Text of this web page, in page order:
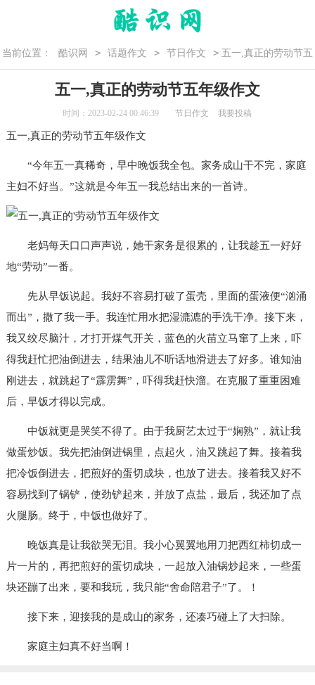
当前位置： 酷识网 > 话题作文 > 节日作文 > 五一,真正的劳动节五
五一,真正的劳动节五年级作文
时间：2023-02-24 00:46:39 节日作文 我要投稿
五一,真正的劳动节五年级作文
“今年五一真稀奇，早中晚饭我全包。家务成山干不完，家庭
主妇不好当。”这就是今年五一我总结出来的一首诗。
老妈每天口口声声说，她干家务是很累的，让我趁五一好好
地“劳动”一番。
先从早饭说起。我好不容易打破了蛋壳，里面的蛋液便“汹涌
而出”，撒了我一手。我连忙用水把湿漉漉的手洗干净。接下来，
我又绞尽脑汁，才打开煤气开关，蓝色的火苗立马窜了上来，吓
得我赶忙把油倒进去，结果油儿不听话地滑进去了好多。谁知油
刚进去，就跳起了“霹雳舞”，吓得我赶快溜。在克服了重重困难
后，早饭才得以完成。
中饭就更是哭笑不得了。由于我厨艺太过于“娴熟”，就让我
做蛋炒饭。我先把油倒进锅里，点起火，油又跳起了舞。接着我
把冷饭倒进去，把煎好的蛋切成块，也放了进去。接着我又好不
容易找到了锅铲，使劲铲起来，并放了点盐，最后，我还加了点
火腿肠。终于，中饭也做好了。
晚饭真是让我欲哭无泪。我小心翼翼地用刀把西红柿切成一
片一片的，再把煎好的蛋切成块，一起放入油锅炒起来，一些蛋
块还蹦了出来，要和我玩，我只能“舍命陪君子”了。！
接下来，迎接我的是成山的家务，还凑巧碰上了大扫除。
家庭主妇真不好当啊！